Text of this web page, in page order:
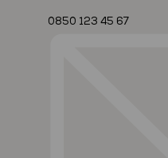
0850 123 45 67